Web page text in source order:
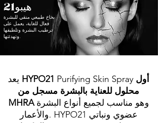
هيبو21
بخاخ طبيعي منقي للبشرة
فعال للغاية، يعمل على
ترطيب البشرة وتلطيفها
وتهدئتها.
HYPO21 Purifying Skin Spray أول
محلول للعناية بالبشرة مسجل من
MHRAوهو مناسب لجميع أنواع البشرة
والأعمار. HYPO21 عضوي ونباتي